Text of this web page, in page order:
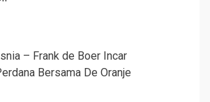
– Frank de Boer Incar
Bersama De Oranje